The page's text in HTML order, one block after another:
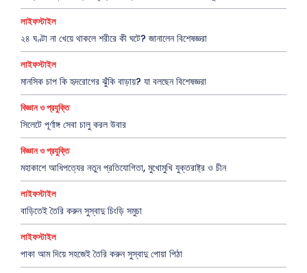
লাইফস্টাইল
২৪ ঘণ্টা না খেয়ে থাকলে শরীরে কী ঘটে? জানালেন বিশেষজ্ঞরা
লাইফস্টাইল
মানসিক চাপ কি হৃদরোগের ঝুঁকি বাড়ায়? যা বলছেন বিশেষজ্ঞরা
বিজ্ঞান ও প্রযুক্তি
সিলেটে পূর্ণাঙ্গ সেবা চালু করল উবার
বিজ্ঞান ও প্রযুক্তি
মহাকাশে আধিপত্যের নতুন প্রতিযোগিতা, মুখোমুখি যুক্তরাষ্ট্র ও চীন
লাইফস্টাইল
বাড়িতেই তৈরি করুন সুস্বাদু চিংড়ি সমুচা
লাইফস্টাইল
পাকা আম দিয়ে সহজেই তৈরি করুন সুস্বাদু পোয়া পিঠা